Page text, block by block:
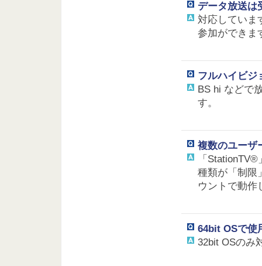
データ放送は
対応していま
参加ができま
フルハイビジ
BS hi などで
す。
複数のユーザ
「
種類が「制限
ウントで動作
64bit OSで使
32bit OSのみ